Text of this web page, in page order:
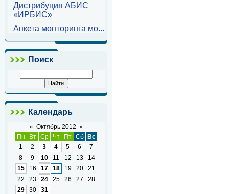
Дистрибуция АБИС
«ИРБИС»
Анкета монторинга мо...
Поиск
Календарь
« Октябрь 2012 »
Пн
Вт Ср Чт Пт Сб Вс
1
2 3 4 5 6
7
8
9 10 11 12 13
14
15
16 17 18 19 20
21
22
23 24 25 26 27
28
29
30 31